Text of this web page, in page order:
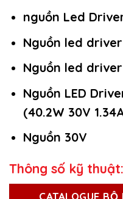
nguồn Led
Nguồn led
Nguồn led
Nguồn LED
(40.2W 30V
Nguồn 30V
Thông số kỹ thuật:
CATALOGUE